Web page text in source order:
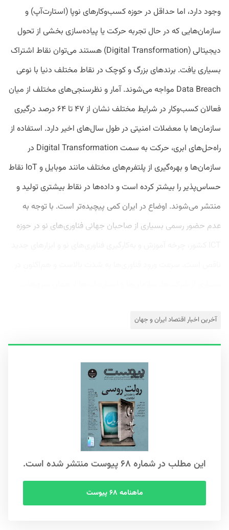
وجود دارد، اما حداقل در حوزه کسب‌وکارهای نوپا (استارت‌آپ) و
سازمان‌هایی که در حال تجربه حرکت یا پیاده‌سازی بخشی از تحول
دیجیتالی (Digital Transformation) هستند می‌توان نقاط اشتراک
بسیاری یافت. برندهای بزرگ و کوچک در نقاط مختلف دنیا با نوعی
Data Breach مواجه می‌شوند. آمار و نظرسنجی‌های مختلف از میان
فعالان کسب‌وکار در شرایط مختلف نشان از ۴۷ تا ۶۴ درصد درگیری
سازمان‌ها با معضلات امنیتی در طول سال‌های اخیر دارد. استفاده از
راه‌حل‌های ابری، حرکت به سمت Digital Transformation در
سازمان‌ها و بهره‌گیری از پلتفرم‌های مختلف مانند موبایل و IoT نقاط
حساس‌پذیر را بیشتر کرده است و داده‌ها در نقاط بیشتری تولید و
منتشر می‌شوند. اوضاع در ایران کمی پیچیده‌تر است. با توجه به
عدم حضور رسمی بسیاری از صاحبان جهانی فناوری‌های نو در حوزه
آخرین اخبار اقتصاد ایران و جهان
این مطلب در شماره ۶۸ پیوست منتشر شده است.
ماهنامه ۶۸ پیوست